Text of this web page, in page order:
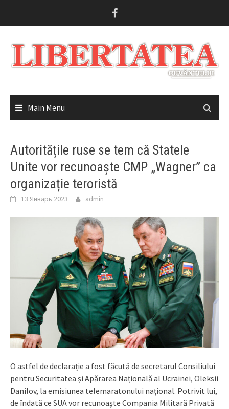
Main Menu
Autoritățile ruse se tem că Statele
Unite vor recunoaște CMP „Wagner” ca
organizație teroristă
13 Январь 2023 admin
O astfel de declarație a fost făcută de secretarul Consiliului
pentru Securitatea și Apărarea Națională al Ucrainei, Oleksii
Danilov, la emisiunea telemaratonului național. Potrivit lui,
de îndată ce SUA vor recunoaște Compania Militară Privată